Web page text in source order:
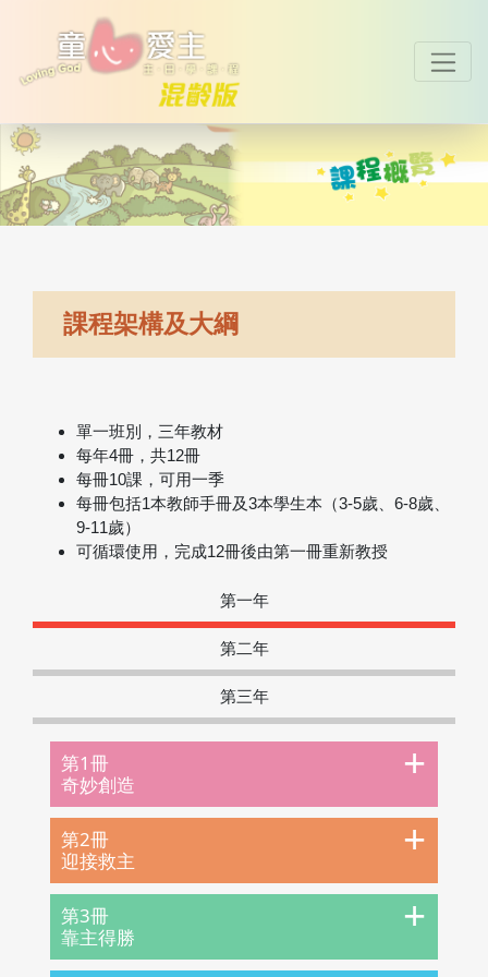
課程架構及大綱
單一班別，三年教材
每年4冊，共12冊
每冊10課，可用一季
每冊包括1本教師手冊及3本學生本（3-5歲、6-8歲、
9-11歲）
可循環使用，完成12冊後由第一冊重新教授
第一年
第二年
第三年
第1冊
奇妙創造
+
第2冊
迎接救主
+
第3冊
靠主得勝
+